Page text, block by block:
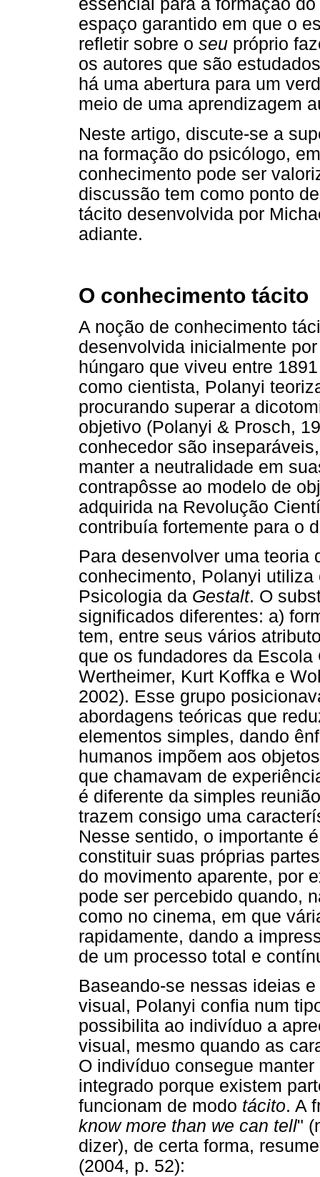
essencial para a formação
espaço garantido em que o
refletir sobre o seu próprio
os autores que são
há uma abertura para um
meio de uma aprendizagem
Neste artigo, discute-se a
na formação do psicólogo,
conhecimento pode ser
discussão tem como ponto
tácito desenvolvida por
adiante.
O conhecimento tácito
A noção de conhecimento
desenvolvida inicialmente
húngaro que viveu entre
como cientista, Polanyi
procurando superar a
objetivo (Polanyi & Prosch,
conhecedor são
manter a neutralidade em
contrapôsse ao modelo de
adquirida na Revolução
contribuía fortemente para o
Para desenvolver uma teoria
conhecimento, Polanyi
Psicologia da Gestalt. O
significados diferentes: a)
tem, entre seus vários
que os fundadores da
Wertheimer, Kurt Koffka e
2002). Esse grupo
abordagens teóricas que
elementos simples, dando
humanos impõem aos
que chamavam de
é diferente da simples
trazem consigo uma
Nesse sentido, o importante
constituir suas próprias
do movimento aparente, por
pode ser percebido quando,
como no cinema, em que
rapidamente, dando a
de um processo total e
Baseando-se nessas ideias
visual, Polanyi confia num
possibilita ao indivíduo a
visual, mesmo quando as
O indivíduo consegue
integrado porque existem
funcionam de modo tácito. A
know more than we can tell"
dizer), de certa forma,
(2004, p. 52):